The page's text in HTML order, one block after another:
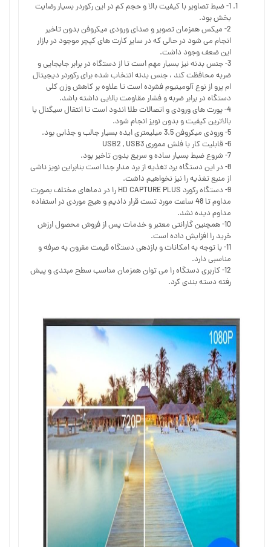
1- ضبط تصاویر با کیفیت بالا و حجم کم در این رکوردر بسیار رضایت
بخش بود.
2- میکس همزمان تصویر و صدای ورودی میکروفن بدون تاخیر
انجام می شود در حالی که در سایر کارت های کپچر موجود در بازار
این ضعف وجود داشت.
3- جنس بدنه نیز بسیار مهم است تا از دستگاه در برابر جابجایی و
ضربه محافظت کند ، جنس بدنه انتخاب شده برای رکوردر دیجیتال
ام پرو از نوع آلومینیوم فشرده است تا علاوه بر کاهش وزن کلی
دستگاه در برابر ضربه و فشار مقاومت بالایی داشته باشد.
4- پورت های ورودی و اتصالات طلا اندود است تا انتقال سیگنال با
بالاترین کیفیت و بدون نویز انجام شود.
5- ورودی میکروفن 3.5 میلیمتری ایده بسیار جالب و جذابی بود.
6- قابلیت کار با فلش مموری USB2 , USB3
7- شروع ضبط بسیار ساده و سریع بدون تاخیر بود.
8- در این دستگاه برد تغذیه از برد مدار جدا است بنابراین نویز ناشی
از منبع تغذیه را نیز نخواهیم داشت.
9- دستگاه رکورد HD CAPTURE PLUS را در دماهای مختلف بصورت
مداوم تا 48 ساعت مورد تست قرار دادیم و هیچ موردی در استفاده
مداوم دیده نشد.
10- همچنین گارانتی معتبر و خدمات پس از فروش محصول ارزش
خرید را افزایش داده است.
11- با توجه به امکانات و بازدهی دستگاه قیمت مقرون به صرفه و
مناسبی دارد.
12- کاربری دستگاه را می توان همزمان مناسب سطح مبتدی و پیش
رفته دسته بندی کرد.